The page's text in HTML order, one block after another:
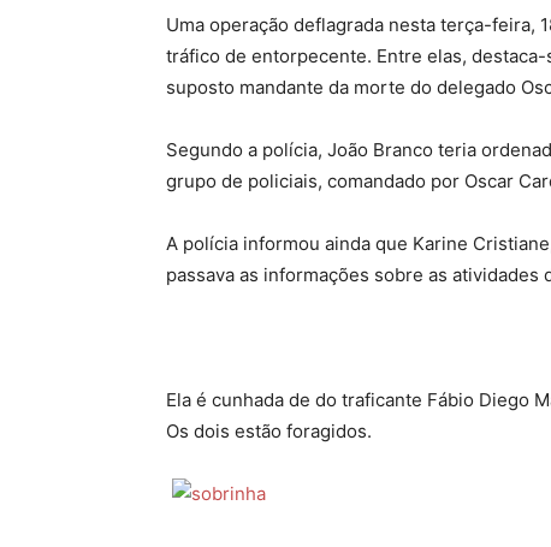
Uma operação deflagrada nesta terça-feira,
tráfico de entorpecente. Entre elas,
suposto mandante da morte do delegado
Segundo a polícia, João Branco teria
grupo de policiais, comandado por Oscar
A polícia informou ainda que Karine
passava as informações sobre as atividades
Ela é cunhada de do traficante Fábio Diego
Os dois estão foragidos.